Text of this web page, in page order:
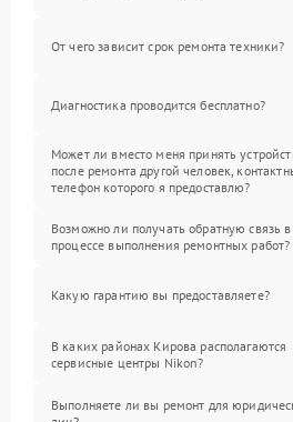
От чего зависит срок ремонта техники?
Диагностика проводится бесплатно?
Может ли вместо меня принять
после ремонта другой человек,
телефон которого я предоставлю?
Возможно ли получать обратную связь в
процессе выполнения ремонтных работ?
Какую гарантию вы предоставляете?
В каких районах Кирова располагаются
сервисные центры Nikon?
Выполняете ли вы ремонт для